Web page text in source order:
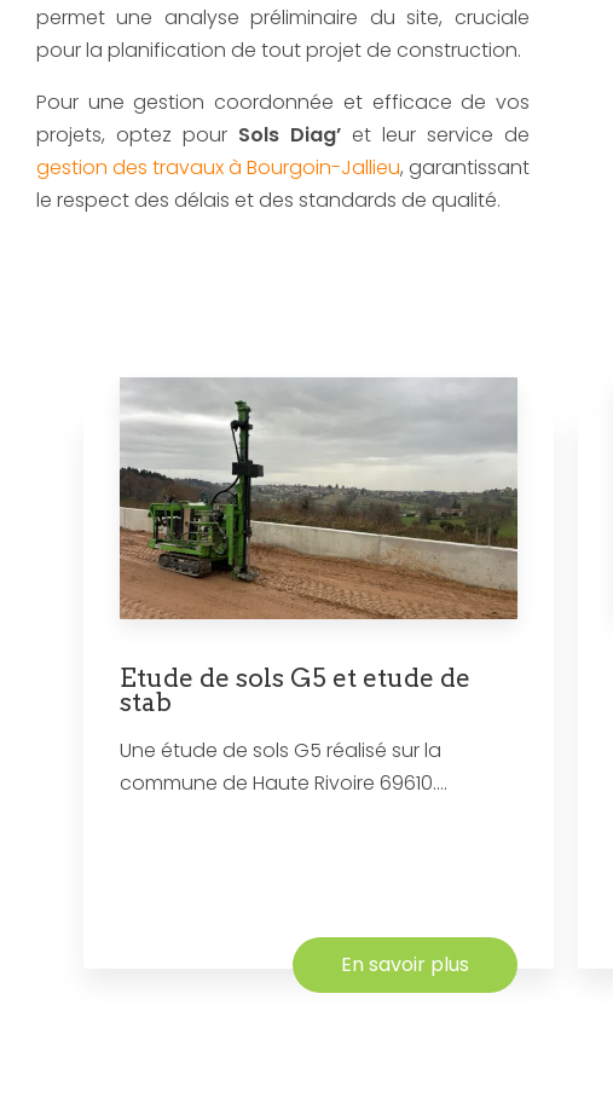
permet une analyse préliminaire du site, cruciale
pour la planification de tout projet de construction.
Pour une gestion coordonnée et efficace de vos
projets, optez pour Sols Diag’ et leur service de
gestion des travaux à Bourgoin-Jallieu, garantissant
le respect des délais et des standards de qualité.
Etude de sols G5 et etude de
stab
Une étude de sols G5 réalisé sur la
commune de Haute Rivoire 69610....
En savoir plus